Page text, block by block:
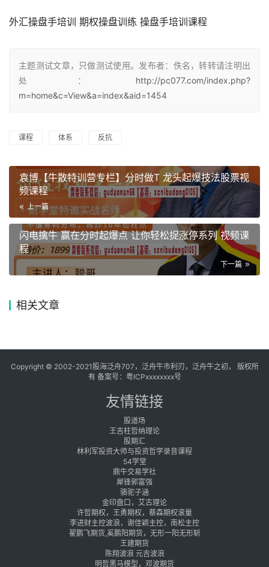
外汇操盘手培训 期权操盘训练 操盘手培训课程
主题测试文章，只做测试使用。发布者：佚名，转转请注明出
处： http://pc077.com/index.php?
m=home&c=View&a=index&aid=1454
课程 体系 反抗
袁博【牛散特训营专栏】分时做T 龙头起爆技法股票视
频课程
上一篇
闪电擒牛 赢在分时起爆点 让你轻松捉涨停系列 视频课
程
下一篇
相关文章
Copyright © 2002-2021股海泛舟707，泛舟牛市利刃，泛舟牛之初， 版权所
有 备案号： 粤ICPxxxxxxxx号
友情链接
股道场
王吉柱哲纳理论
股期汇
林利军投资大师与投资哲学录音课程
54学堂
鼎牛交易学社
犀锋郭富强
骆驼子涵
金印盘口，艾古理论
许哲期权，王勇期权，蔡森期权滚量
李进财主控波浪，谢佳颖主控，南松主控
翟鹏飞期货,奚鹏阳期货，无形一阳无形斩
王建期货
陈翔波浪 元吉波浪
明哲黑马模型，邓波期货